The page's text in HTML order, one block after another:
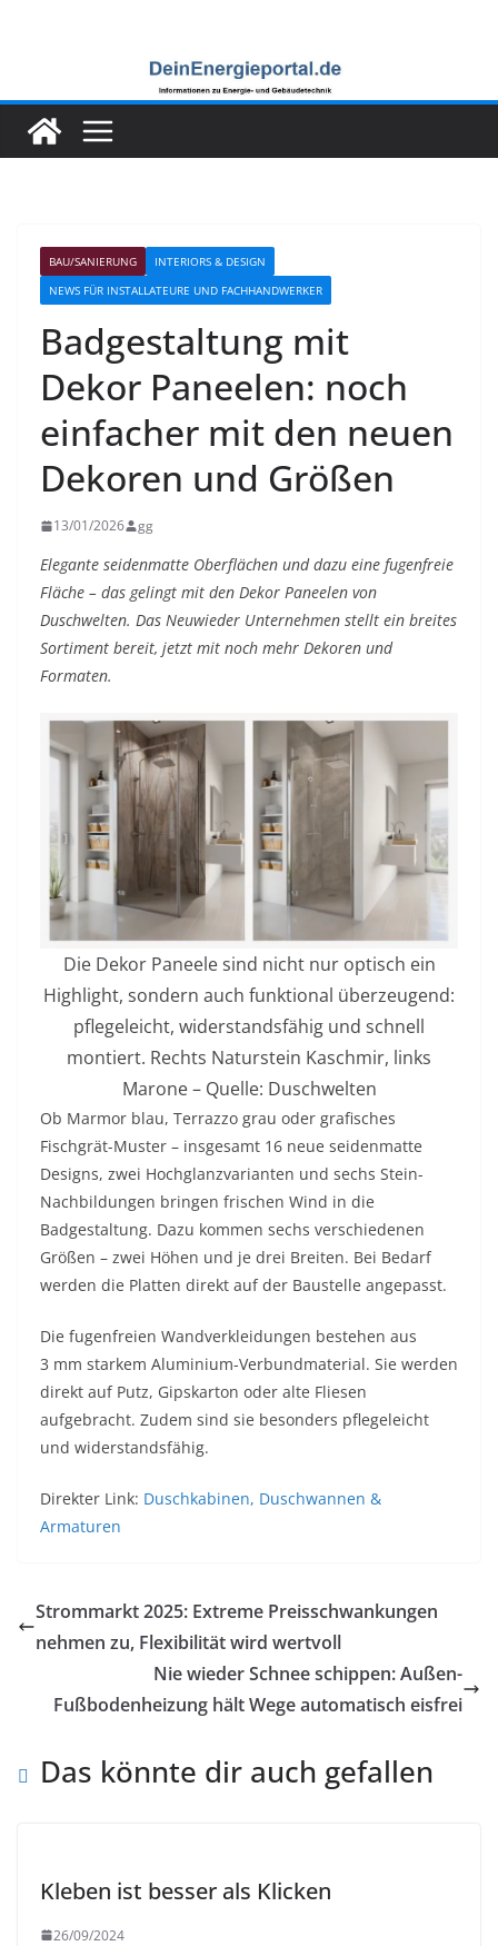
BAU/SANIERUNG
INTERIORS & DESIGN
NEWS FÜR INSTALLATEURE UND FACHHANDWERKER
Badgestaltung mit
Dekor Paneelen: noch
einfacher mit den neuen
Dekoren und Größen
13/01/2026 gg
Elegante seidenmatte Oberflächen und dazu eine fugenfreie
Fläche – das gelingt mit den Dekor Paneelen von
Duschwelten. Das Neuwieder Unternehmen stellt ein breites
Sortiment bereit, jetzt mit noch mehr Dekoren und
Formaten.
Die Dekor Paneele sind nicht nur optisch ein
Highlight, sondern auch funktional überzeugend:
pflegeleicht, widerstandsfähig und schnell
montiert. Rechts Naturstein Kaschmir, links
Marone – Quelle: Duschwelten
Ob Marmor blau, Terrazzo grau oder grafisches
Fischgrät-Muster – insgesamt 16 neue seidenmatte
Designs, zwei Hochglanzvarianten und sechs Stein-
Nachbildungen bringen frischen Wind in die
Badgestaltung. Dazu kommen sechs verschiedenen
Größen – zwei Höhen und je drei Breiten. Bei Bedarf
werden die Platten direkt auf der Baustelle angepasst.
Die fugenfreien Wandverkleidungen bestehen aus
3 mm starkem Aluminium-Verbundmaterial. Sie werden
direkt auf Putz, Gipskarton oder alte Fliesen
aufgebracht. Zudem sind sie besonders pflegeleicht
und widerstandsfähig.
Direkter Link: Duschkabinen, Duschwannen &
Armaturen
Strommarkt 2025: Extreme Preisschwankungen
nehmen zu, Flexibilität wird wertvoll
Nie wieder Schnee schippen: Außen-
Fußbodenheizung hält Wege automatisch eisfrei
Das könnte dir auch gefallen
Kleben ist besser als Klicken
26/09/2024